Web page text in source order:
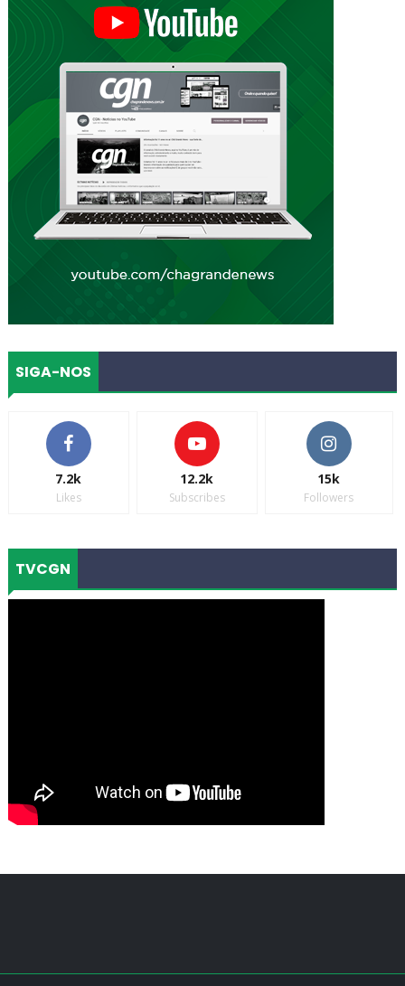
SIGA-NOS
7.2k
Likes
12.2k
Subscribes
15k
Followers
TVCGN